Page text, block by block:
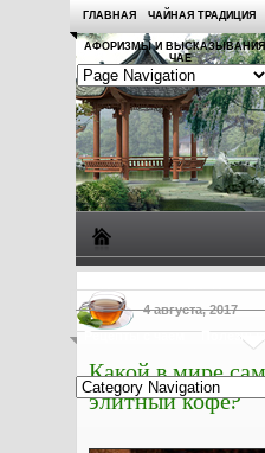
ГЛАВНАЯ ЧАЙНАЯ ТРАДИЦИЯ
АФОРИЗМЫ И
ЧАЕ
Рецепты с чаем
4 августа, 2017
Какой в мире
элитный кофе?